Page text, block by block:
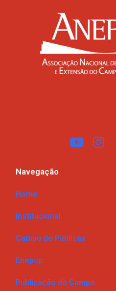
Navegação
Home
Institucional
Campo de Públicas
Enepcp
Publicação do Campo